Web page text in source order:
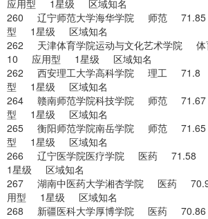
应用型 1星级 区域知名
260 辽宁师范大学海华学院 师范
型 1星级 区域知名
262 天津体育学院运动与文化艺术学
10 应用型 1星级 区域知名
262 西安理工大学高科学院 理工
型 1星级 区域知名
264 赣南师范学院科技学院 师范
型 1星级 区域知名
265 衡阳师范学院南岳学院 师范
型 1星级 区域知名
266 辽宁医学院医疗学院 医药
1星级 区域知名
267 湖南中医药大学湘杏学院 医药
用型 1星级 区域知名
268 新疆医科大学厚博学院 医药